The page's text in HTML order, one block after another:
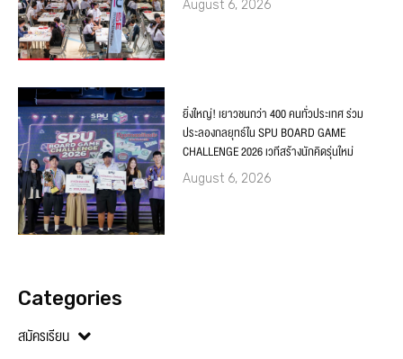
August 6, 2026
ยิ่งใหญ่! เยาวชนกว่า 400 คนทั่วประเทศ ร่วม
ประลองกลยุทธ์ใน SPU BOARD GAME
CHALLENGE 2026 เวทีสร้างนักคิดรุ่นใหม่
August 6, 2026
Categories
สมัครเรียน